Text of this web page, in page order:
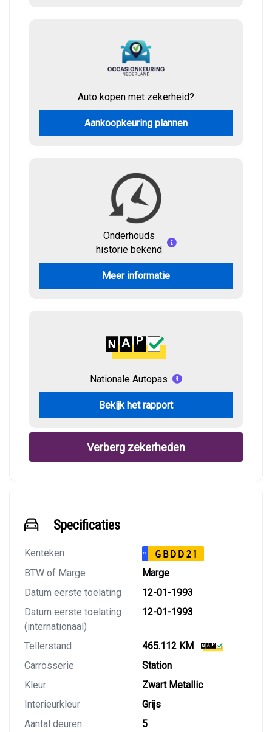
Auto kopen met zekerheid?
Aankoopkeuring plannen
Onderhouds
historie bekend
Meer informatie
Nationale Autopas
Bekijk het rapport
Verberg zekerheden
Specificaties
Kenteken NL GBDD21
BTW of Marge
Marge
Datum eerste toelating
12-01-1993
Datum eerste toelating
(internationaal)
12-01-1993
Tellerstand
465.112 KM
Carrosserie
Station
Kleur
Zwart Metallic
Interieurkleur
Grijs
Aantal deuren
5